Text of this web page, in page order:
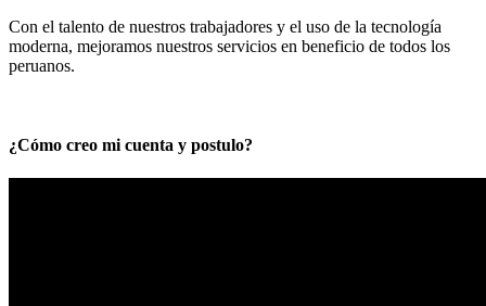
Con el talento de nuestros trabajadores y el uso de la tecnología
moderna, mejoramos nuestros servicios en beneficio de todos los
peruanos.
¿Cómo creo mi cuenta y postulo?